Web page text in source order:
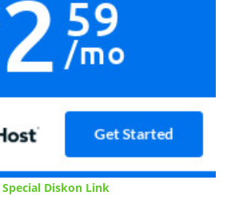
Special Diskon Link